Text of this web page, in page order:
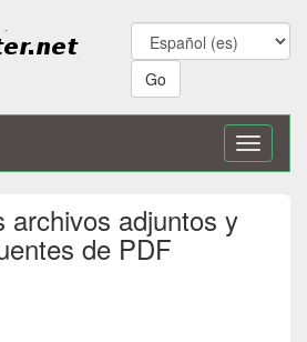
Toggle
archivos adjuntos y
de PDF